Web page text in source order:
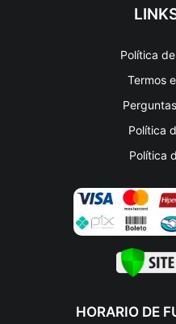
Política
Termos
Política
Política
HORARIO DE